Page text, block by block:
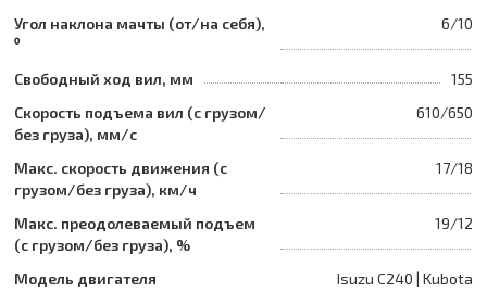
Угол наклона мачты (от/на себя),
⁰
6/10
Свободный ход вил, мм
155
Скорость подъема вил (с грузом/
без груза), мм/с
610/650
Макс. скорость движения (с
грузом/без груза), км/ч
17/18
Макс. преодолеваемый подъем
(с грузом/без груза), %
19/12
Модель двигателя
Isuzu C240 | Kubota